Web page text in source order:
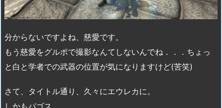
分からないですよね、慈愛です。
もう慈愛をグルポで撮影なんてしないんでね．．．ちょっ
と白と学者での武器の位置が気になりますけど(苦笑)
さて、タイトル通り、久々にエウレカに。